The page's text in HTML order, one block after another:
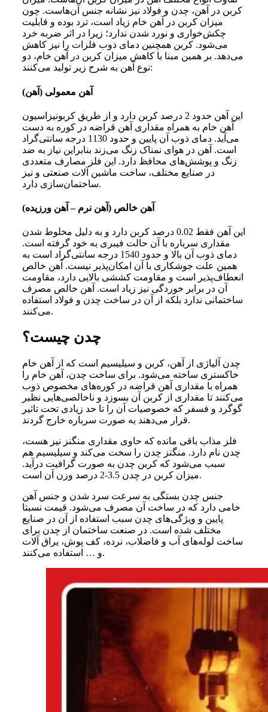
کربن در آهن، چدن و فولاد نیز نشانه جنس آن‌هاست. چون
میزان کربن در آهن خام زیاد است، ترد بوده و قابلیت
چکش‌خواری و نورد شدن ندارد؛ زیرا در اثر ضربه خرد
می‌شود. کربن همچنین دمای ذوب فلزات را نیز کاهش
می‌دهد. بر همین مبنا با کاهش میزان کربن در آهن خام، دو
نوع آهن به شرح زیر تولید می‌کنند:
آهن معمولی (آهن)
این آهن حدود 2 درصد کربن دارد و از طریق کربونیزاسیون
آهن خام به همراه مقداری آهن قراضه در کوره به دست
می‌آید. دمای ذوب آن پایین و حدود 1130 درجه سانتی‌گراد
است. آهن در هوای نمناک زنگ می‌زند بنابراین نیاز به ضد
زنگ و پوشش‌های محافظ دارد. این فلز مصارف متعددی
در صنایع مختلف، ساخت ماشین آلات صنعتی و نیز
ساختمان‌سازی دارد.
آهن خالص (آهن نرم – آهن ورزیده)
این آهن فقط 0.02 درصد کربن دارد و به دلیل مخلوط شدن
مقداری سرباره با آن حالت فیبری به خود گرفته است.
دمای ذوب آن بالا و حدود 1540 درجه سانتی‌گراد است به
همین علت جوشکاری با آن امکان‌پذیر نیست. آهن خالص
انعطاف‌پذیر است و مقاومت کششی بالایی دارد، مقاومت
آن در برابر خوردگی نیز زیاد است. آهن خالص مصرف
ساختمانی ندارد بلکه از آن در ساخت چدن و فولاد استفاده
می‌کنند.
چدن چیست؟
چدن آلیاژی از آهن، کربن و سیلیسیم است که از آهن خام
خاکستری ساخته می‌شود. برای ساخت چدن، آهن خام را
همراه با مقداری آهن قراضه در کوره‌های مخصوص ذوب
می‌کنند تا مقداری از کربن آن بسوزد و ناخالصی‌هایی نظیر
گوگرد و فسفر که خصوصیات آن را تا حد زیادی تحت تاثیر
قرار می‌دهند به صورت سرباره خارج گردند.
فلز مذاب باقی مانده که حاوی مقداری منگنز نیز هست،
چدن نام دارد. منگنز چدن را سخت می‌کند و سیلیسیم هم
سبب می‌شود که کربن چدن به صورت گرافیت درآید.
میزان کربن در چدن 3.5-2 درصد وزن آن است.
جنس چدن بستگی به سرعت سرد شدن و جنس آهن
خامی دارد که در ساخت آن مصرف می‌شود. قیمت نسبتا
پایین و ویژگی‌های چدن سبب استفاده از آن در صنایع
مختلف شده است. در صنعت ساختمان از چدن برای
ساخت لوله‌های آب و فاضلاب، نرده، کف پوش، یراق آلات
و … استفاده می‌کنند.